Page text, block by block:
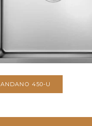
ANDANO 450-U